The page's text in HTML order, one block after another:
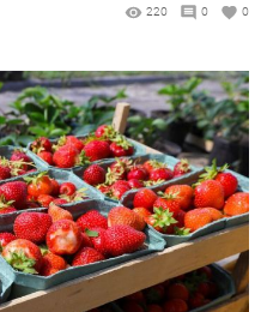
220 0 0